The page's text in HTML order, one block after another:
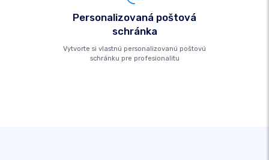
Personalizovaná poštová
schránka
Vytvorte si vlastnú personalizovanú poštovú
schránku pre profesionalitu